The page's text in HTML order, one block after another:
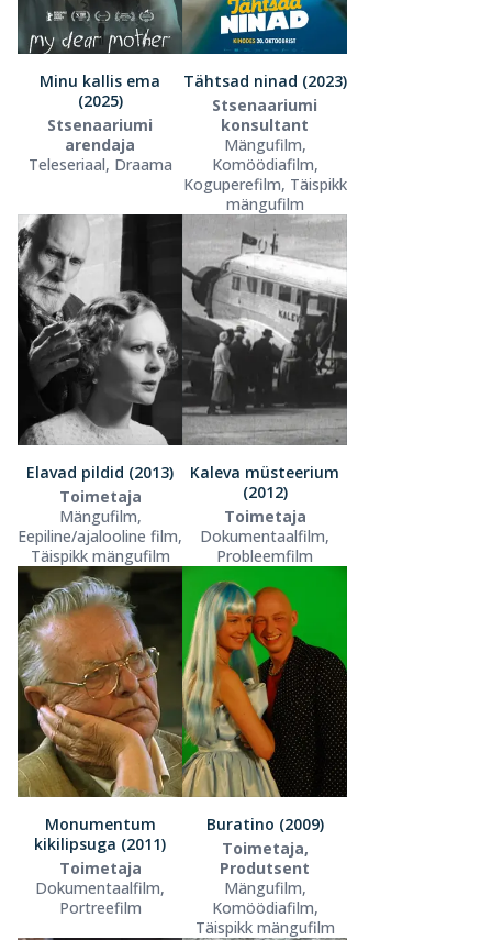
Minu kallis ema
(2025)
Stsenaariumi
arendaja
Teleseriaal, Draama
Tähtsad ninad (2023)
Stsenaariumi
konsultant
Mängufilm,
Komöödiafilm,
Koguperefilm, Täispikk
mängufilm
Elavad pildid (2013)
Toimetaja
Mängufilm,
Eepiline/ajalooline film,
Täispikk mängufilm
Kaleva müsteerium
(2012)
Toimetaja
Dokumentaalfilm,
Probleemfilm
Monumentum
kikilipsuga (2011)
Toimetaja
Dokumentaalfilm,
Portreefilm
Buratino (2009)
Toimetaja,
Produtsent
Mängufilm,
Komöödiafilm,
Täispikk mängufilm